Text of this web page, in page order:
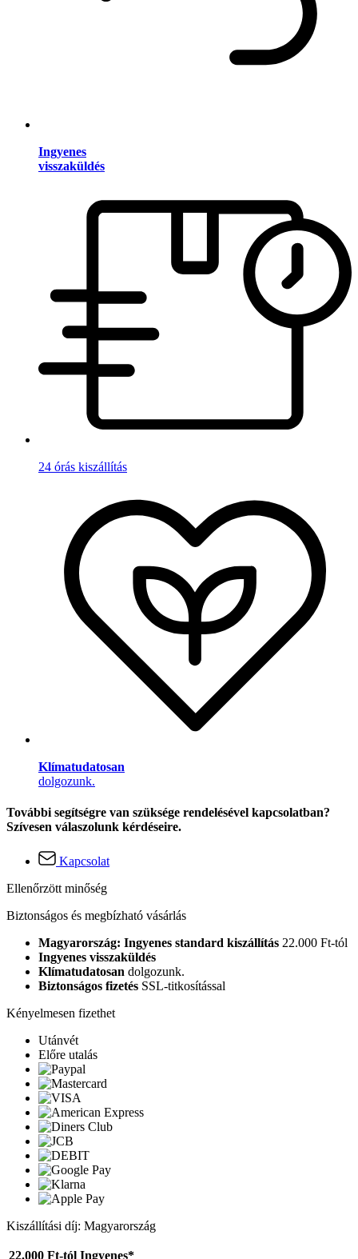
Ingyenes
visszaküldés
24 órás kiszállítás
Klímatudatosan
dolgozunk.
További segítségre van szüksége rendelésével kapcsolatban?
Szívesen válaszolunk kérdéseire.
Kapcsolat
Ellenőrzött minőség
Biztonságos és megbízható vásárlás
Magyarország: Ingyenes standard kiszállítás 22.000 Ft-tól
Ingyenes visszaküldés
Klímatudatosan dolgozunk.
Biztonságos fizetés SSL-titkosítással
Kényelmesen fizethet
Utánvét
Előre utalás
Kiszállítási díj: Magyarország
22.000 Ft-tól Ingyenes*